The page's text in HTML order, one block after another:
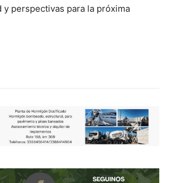
perspectivas para la próxima